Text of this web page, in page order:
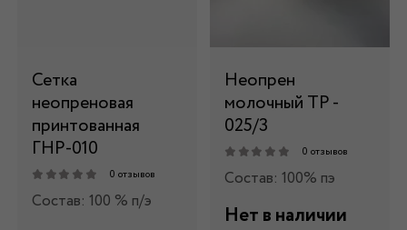
Сетка
неопреновая
принтованная
ГНР-010
0 отзывов
Состав: 100 % п/э
Неопрен
молочный ТР -
025/3
0 отзывов
Состав: 100% пэ
Нет в наличии